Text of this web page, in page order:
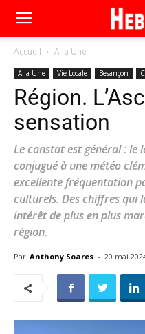
Accueil A la Une
A la Une Vie Locale Besançon
Région.
sensation
Le constat est général : le
conjugué à une météo
excellente fréquentation
culturels. Des chiffres qui
intérêt de plus en plus
région.
Par Anthony Soares - 20 mai